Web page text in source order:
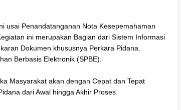
usai Penandatanganan Nota Kesepemahaman
ini merupakan Bagian dari Sistem Informasi
Dokumen khususnya Perkara Pidana.
Berbasis Elektronik (SPBE).
Masyarakat akan dengan Cepat dan Tepat
dari Awal hingga Akhir Proses.